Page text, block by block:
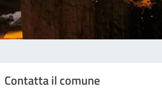
Contatta il comune